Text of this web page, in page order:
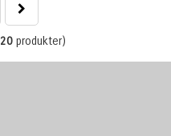
20produkter)